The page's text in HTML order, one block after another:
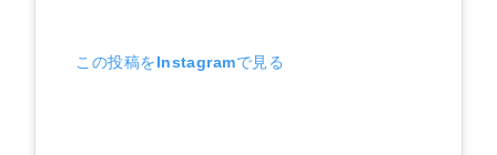
この投稿をInstagramで見る